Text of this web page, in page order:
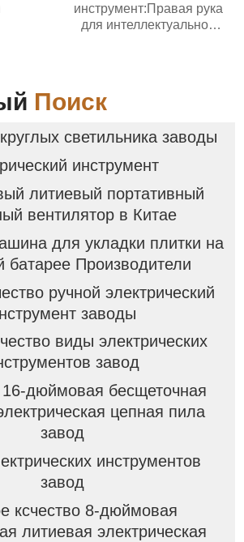
инструмент:Правая рука
для интеллектуальной
Поиск
светильника заводы
инструмент
литиевый портативный
вентилятор в Китае
для укладки плитки на
батарее Производители
ручной электрический
заводы
виды электрических
завод
16-дюймовая бесщеточная
цепная пила
завод
инструментов
завод
ксчество 8-дюймовая
литиевая электрическая